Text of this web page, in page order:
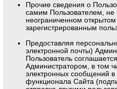
Прочие сведения о
самим Пользователем, не
неограниченном
зарегистрированным
Предоставляя
электронной почты)
Пользователь
Администратором, в том
электронных сообщений в
функционала Сайта